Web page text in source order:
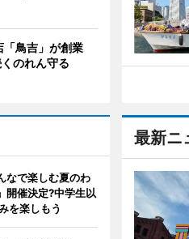
最新ニ
鳥吉」が創業
のれん守る
なで楽しむ夏のわ
開催決定?中学生以
を楽しもう